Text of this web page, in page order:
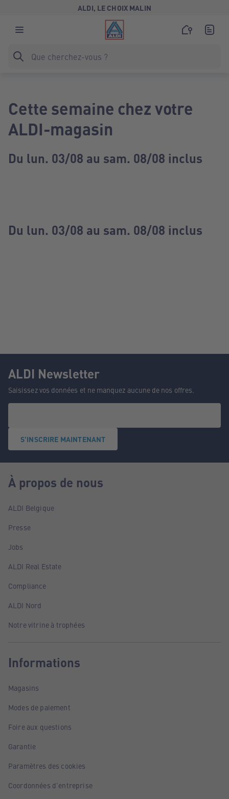
ALDI, LE CHOIX MALIN
Cette semaine chez votre
ALDI-magasin
Du lun. 03/08 au sam. 08/08 inclus
Du lun. 03/08 au sam. 08/08 inclus
ALDI Newsletter
Saisissez vos données et ne manquez aucune de nos offres.
S'INSCRIRE MAINTENANT
À propos de nous
ALDI Belgique
Presse
Jobs
ALDI Real Estate
Compliance
ALDI Nord
Notre vitrine à trophées
Informations
Magasins
Modes de paiement
Foire aux questions
Garantie
Paramètres des cookies
Coordonnées d'entreprise